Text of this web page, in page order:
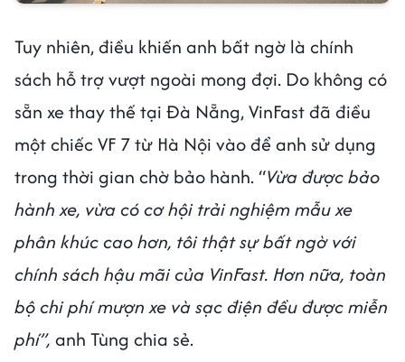
Tuy nhiên, điều khiến anh bất ngờ là chính
sách hỗ trợ vượt ngoài mong đợi. Do không có
sẵn xe thay thế tại Đà Nẵng, VinFast đã điều
một chiếc VF 7 từ Hà Nội vào để anh sử dụng
trong thời gian chờ bảo hành. “Vừa được bảo
hành xe, vừa có cơ hội trải nghiệm mẫu xe
phân khúc cao hơn, tôi thật sự bất ngờ với
chính sách hậu mãi của VinFast. Hơn nữa, toàn
bộ chi phí mượn xe và sạc điện đều được miễn
phí”, anh Tùng chia sẻ.